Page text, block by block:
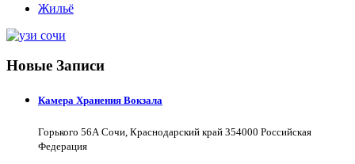
Жильё
Новые Записи
Камера Хранения Вокзала
Горького 56А Сочи, Краснодарский край 354000 Российская
Федерация